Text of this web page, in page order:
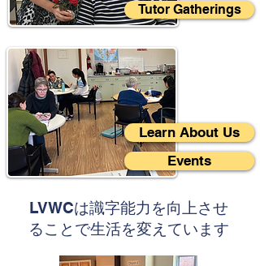
Tutor Gatherings
Events
Learn About Us
LVWCは識字能力を向上させ
ることで生活を変えています